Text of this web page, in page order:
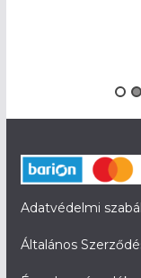
Adatvédelmi
Általános